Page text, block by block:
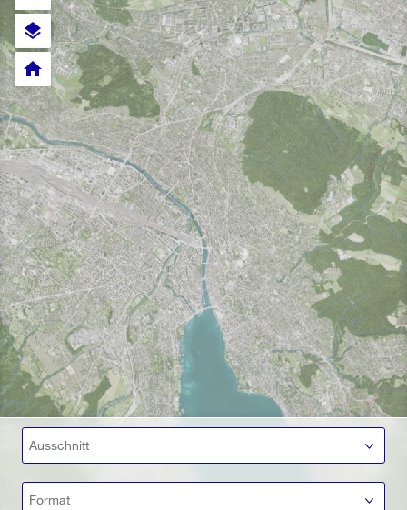
layers
home
Ausschnitt
Format